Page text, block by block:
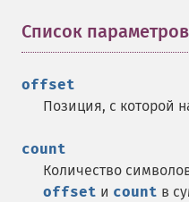
Список параметров
offset
Позиция, с которой
count
Количество
offset и count в